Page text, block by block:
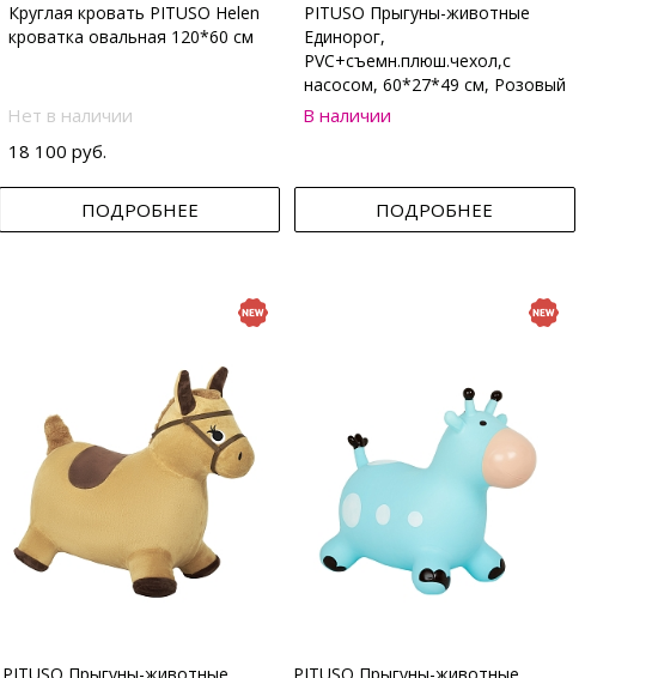
Круглая кровать PITUSO Helen
кроватка овальная 120*60 см
Нет в наличии
18 100 руб.
ПОДРОБНЕЕ
PITUSO Прыгуны-животные
Единорог,
PVC+съемн.плюш.чехол,с
насосом, 60*27*49 см, Розовый
В наличии
ПОДРОБНЕЕ